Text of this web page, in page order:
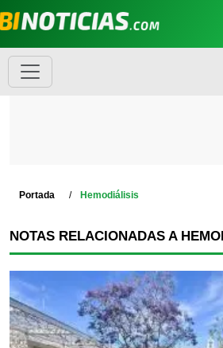
Portada Hemodiálisis
NOTAS RELACIONADAS A